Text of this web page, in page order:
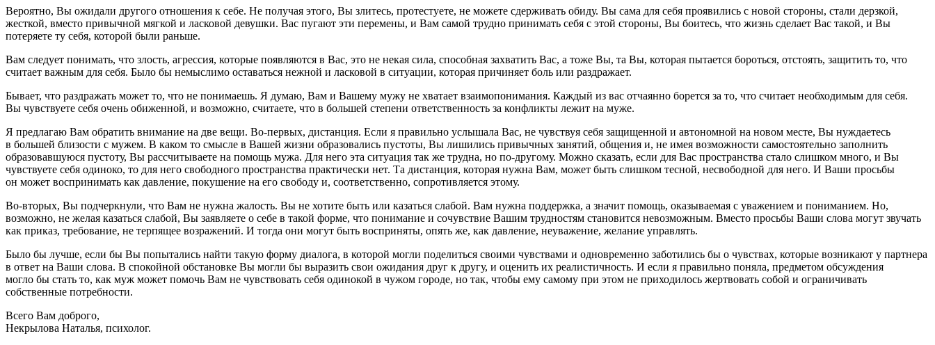
Вероятно, Вы ожидали другого отношения к себе. Не получая этого, Вы злитесь, протестуете, не можете сдерживать обиду. Вы сама для себя проявились с новой стороны, стали дерзкой,
жесткой, вместо привычной мягкой и ласковой девушки. Вас пугают эти перемены, и Вам самой трудно принимать себя с этой стороны, Вы боитесь, что жизнь сделает Вас такой, и Вы
потеряете ту себя, которой были раньше.
Вам следует понимать, что злость, агрессия, которые появляются в Вас, это не некая сила, способная захватить Вас, а тоже Вы, та Вы, которая пытается бороться, отстоять, защитить то, что
считает важным для себя. Было бы немыслимо оставаться нежной и ласковой в ситуации, которая причиняет боль или раздражает.
Бывает, что раздражать может то, что не понимаешь. Я думаю, Вам и Вашему мужу не хватает взаимопонимания. Каждый из вас отчаянно борется за то, что считает необходимым для себя.
Вы чувствуете себя очень обиженной, и возможно, считаете, что в большей степени ответственность за конфликты лежит на муже.
Я предлагаю Вам обратить внимание на две вещи. Во-первых, дистанция. Если я правильно услышала Вас, не чувствуя себя защищенной и автономной на новом месте, Вы нуждаетесь
в большей близости с мужем. В каком то смысле в Вашей жизни образовались пустоты, Вы лишились привычных занятий, общения и, не имея возможности самостоятельно заполнить
образовавшуюся пустоту, Вы рассчитываете на помощь мужа. Для него эта ситуация так же трудна, но по-другому. Можно сказать, если для Вас пространства стало слишком много, и Вы
чувствуете себя одиноко, то для него свободного пространства практически нет. Та дистанция, которая нужна Вам, может быть слишком тесной, несвободной для него. И Ваши просьбы
он может воспринимать как давление, покушение на его свободу и, соответственно, сопротивляется этому.
Во-вторых, Вы подчеркнули, что Вам не нужна жалость. Вы не хотите быть или казаться слабой. Вам нужна поддержка, а значит помощь, оказываемая с уважением и пониманием. Но,
возможно, не желая казаться слабой, Вы заявляете о себе в такой форме, что понимание и сочувствие Вашим трудностям становится невозможным. Вместо просьбы Ваши слова могут звучать
как приказ, требование, не терпящее возражений. И тогда они могут быть восприняты, опять же, как давление, неуважение, желание управлять.
Было бы лучше, если бы Вы попытались найти такую форму диалога, в которой могли поделиться своими чувствами и одновременно заботились бы о чувствах, которые возникают у партнера
в ответ на Ваши слова. В спокойной обстановке Вы могли бы выразить свои ожидания друг к другу, и оценить их реалистичность. И если я правильно поняла, предметом обсуждения
могло бы стать то, как муж может помочь Вам не чувствовать себя одинокой в чужом городе, но так, чтобы ему самому при этом не приходилось жертвовать собой и ограничивать
собственные потребности.
Всего Вам доброго,
Некрылова Наталья, психолог.